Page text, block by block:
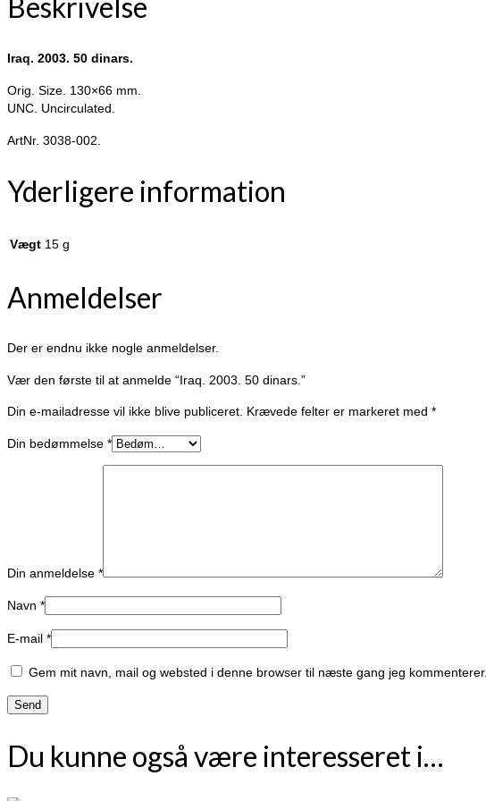
Beskrivelse
Iraq. 2003. 50 dinars.
Orig. Size. 130×66 mm.
UNC. Uncirculated.
ArtNr. 3038-002.
Yderligere information
Vægt 15 g
Anmeldelser
Der er endnu ikke nogle anmeldelser.
Vær den første til at anmelde “Iraq. 2003. 50 dinars.”
Din e-mailadresse vil ikke blive publiceret. Krævede felter er markeret med *
Din bedømmelse *
Din anmeldelse *
Navn *
E-mail *
Gem mit navn, mail og websted i denne browser til næste gang jeg kommenterer.
Du kunne også være interesseret i…